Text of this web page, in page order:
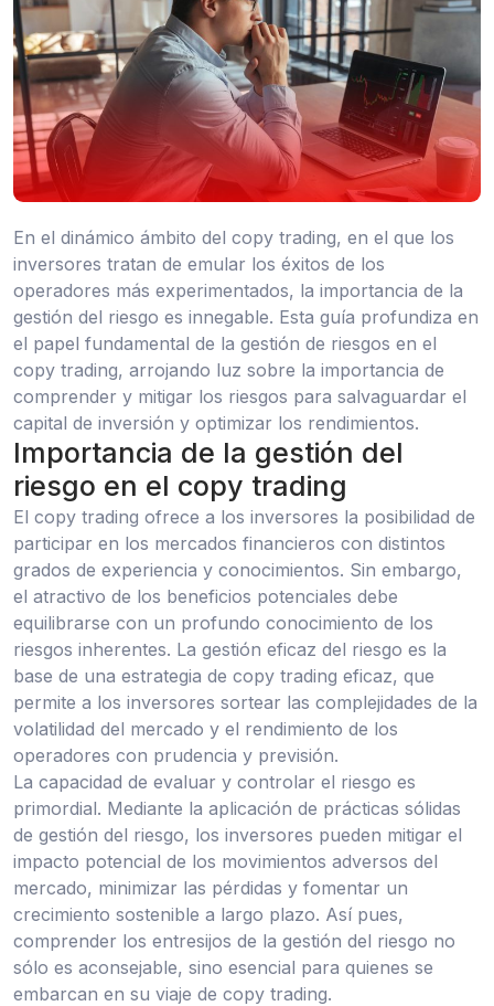
En el dinámico ámbito del copy trading, en el que los
inversores tratan de emular los éxitos de los
operadores más experimentados, la importancia de la
gestión del riesgo es innegable. Esta guía profundiza en
el papel fundamental de la gestión de riesgos en el
copy trading, arrojando luz sobre la importancia de
comprender y mitigar los riesgos para salvaguardar el
capital de inversión y optimizar los rendimientos.
Importancia de la gestión del
riesgo en el copy trading
El copy trading ofrece a los inversores la posibilidad de
participar en los mercados financieros con distintos
grados de experiencia y conocimientos. Sin embargo,
el atractivo de los beneficios potenciales debe
equilibrarse con un profundo conocimiento de los
riesgos inherentes. La gestión eficaz del riesgo es la
base de una estrategia de copy trading eficaz, que
permite a los inversores sortear las complejidades de la
volatilidad del mercado y el rendimiento de los
operadores con prudencia y previsión.
La capacidad de evaluar y controlar el riesgo es
primordial. Mediante la aplicación de prácticas sólidas
de gestión del riesgo, los inversores pueden mitigar el
impacto potencial de los movimientos adversos del
mercado, minimizar las pérdidas y fomentar un
crecimiento sostenible a largo plazo. Así pues,
comprender los entresijos de la gestión del riesgo no
sólo es aconsejable, sino esencial para quienes se
embarcan en su viaje de copy trading.